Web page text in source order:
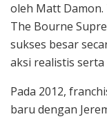
oleh Matt
The Bourne
sukses besar
aksi realistis
Pada 2012,
baru dengan